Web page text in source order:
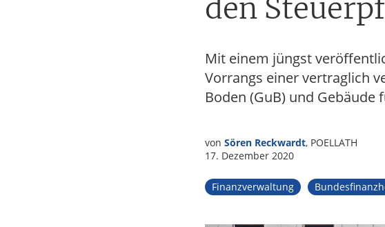
den
Mit einem jüngst
Vorrangs einer vertraglich
Boden (GuB) und
von Sören Reckwardt, POELLATH
17. Dezember 2020
Finanzverwaltung